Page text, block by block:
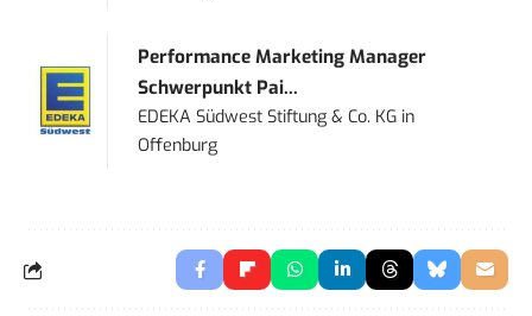
Performance Marketing Manager
Schwerpunkt Pai...
EDEKA Südwest Stiftung & Co. KG in
Offenburg